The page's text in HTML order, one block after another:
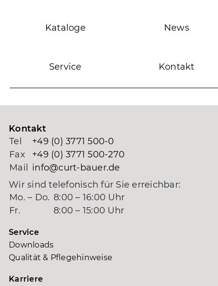
Kataloge News
Service Kontakt
Kontakt
Tel
+49 (0) 3771 500-0
Fax
+49 (0) 3771 500-270
Mail
info@curt-bauer.de
Wir sind telefonisch für Sie erreichbar:
Mo. – Do. 8:00 – 16:00 Uhr
Fr.
8:00 – 15:00 Uhr
Service
Downloads
Qualität & Pflegehinweise
Karriere